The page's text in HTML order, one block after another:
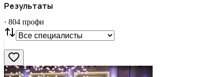
Все
СТАТУС
VIP С фото
Нашли
Сбросить
Результаты
· 804 профи